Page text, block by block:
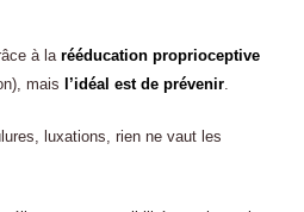
à la rééducation proprioceptive
mais l’idéal est de prévenir
luxations, rien ne vaut les